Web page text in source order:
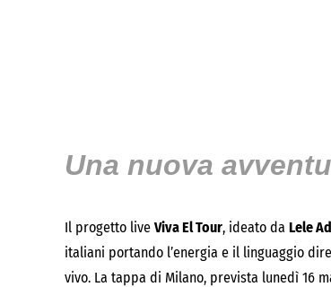
Una nuova
Il progetto live Viva El Tour, ideato da Lele
italiani portando l’energia e il linguaggio
vivo. La tappa di Milano, prevista lunedì 16